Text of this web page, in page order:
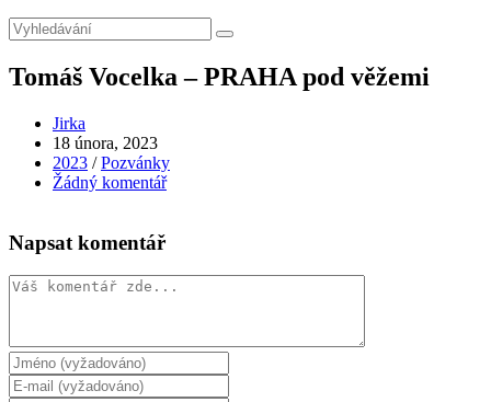
Tomáš Vocelka – PRAHA pod věžemi
Autor
příspěvku
Jirka
Příspěvek
byl
publikován
18 února, 2023
Rubriky
příspěvku
2023 / Pozvánky
Komentáře
Žádný komentář
Napsat komentář
Komentář
Chcete-
liChcete-